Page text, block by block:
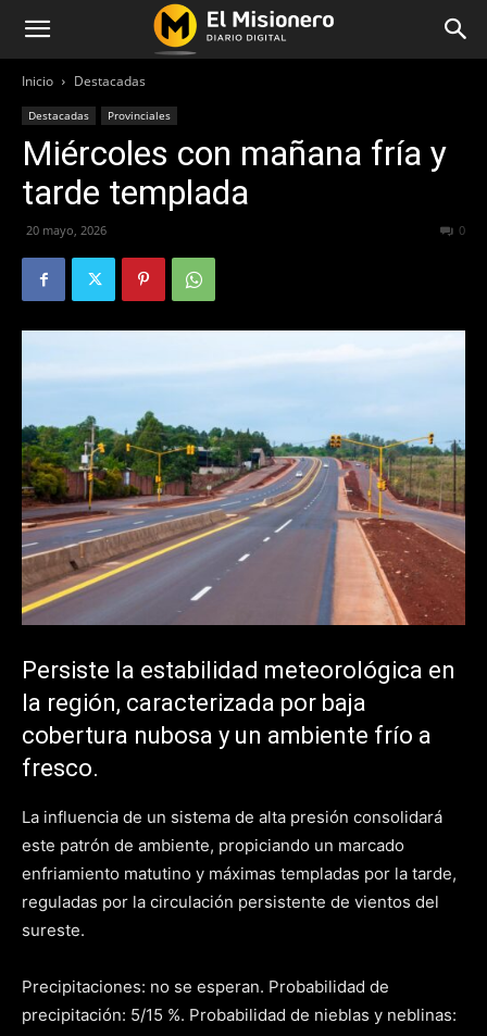
Inicio Destacadas
Destacadas Provinciales
Miércoles con mañana fría y
tarde templada
20 mayo, 2026 0
Persiste la estabilidad meteorológica en
la región, caracterizada por baja
cobertura nubosa y un ambiente frío a
fresco.
La influencia de un sistema de alta presión consolidará
este patrón de ambiente, propiciando un marcado
enfriamiento matutino y máximas templadas por la tarde,
reguladas por la circulación persistente de vientos del
sureste.
Precipitaciones: no se esperan. Probabilidad de
precipitación: 5/15 %. Probabilidad de nieblas y neblinas: